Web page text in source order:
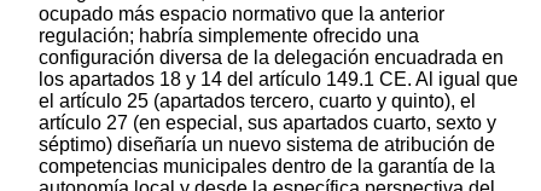
ocupado más espacio normativo que la anterior
regulación; habría simplemente ofrecido una
configuración diversa de la delegación encuadrada en
los apartados 18 y 14 del artículo 149.1 CE. Al igual que
el artículo 25 (apartados tercero, cuarto y quinto), el
artículo 27 (en especial, sus apartados cuarto, sexto y
séptimo) diseñaría un nuevo sistema de atribución de
competencias municipales dentro de la garantía de la